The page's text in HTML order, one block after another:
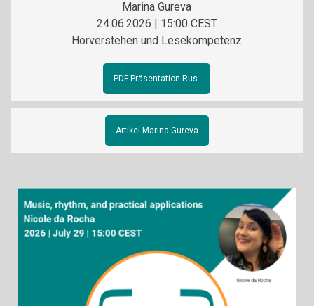
Marina Gureva
24.06.2026 | 15:00 CEST
Hörverstehen und Lesekompetenz
PDF Präsentation Rus.
Artikel Marina Gureva